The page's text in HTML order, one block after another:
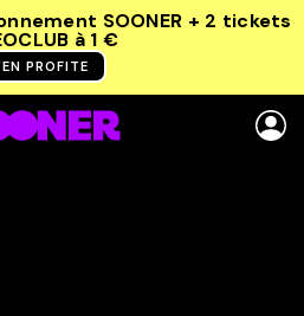
SOONER + 2 tickets
à 1 €
PROFITE